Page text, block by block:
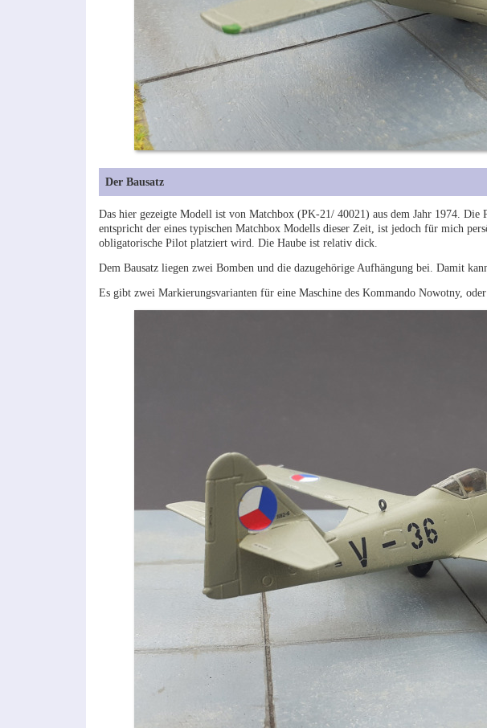
Der Bausatz
Das hier gezeigte Modell ist von Matchbox (PK-21/ 40021) aus dem Jahr 1974.
entspricht der eines typischen Matchbox Modells dieser Zeit, ist jedoch für mich
obligatorische Pilot platziert wird. Die Haube ist relativ dick.
Dem Bausatz liegen zwei Bomben und die dazugehörige Aufhängung bei. Damit
Es gibt zwei Markierungsvarianten für eine Maschine des Kommando Nowotny,